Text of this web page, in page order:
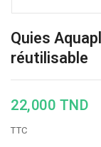
Quies
réutilisable
22,000 TND
TTC